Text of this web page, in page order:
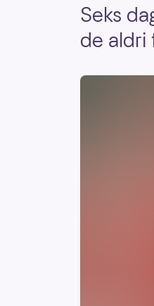
Seks
de aldri